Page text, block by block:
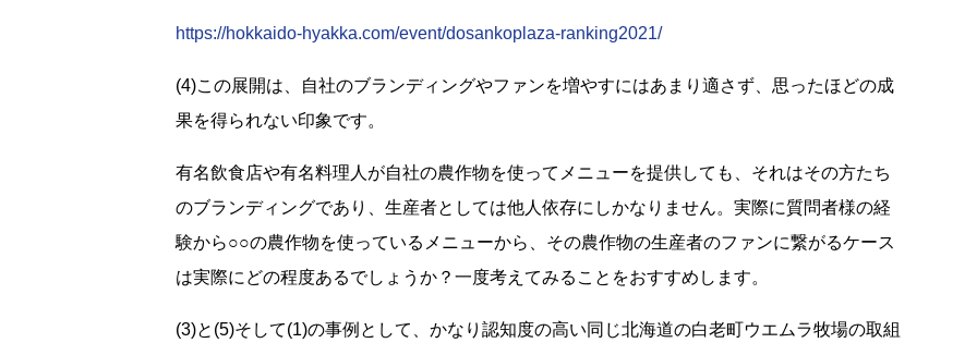
https://hokkaido-hyakka.com/event/dosankoplaza-ranking2021/
(4)この展開は、自社のブランディングやファンを増やすにはあまり適さず、思ったほどの成
果を得られない印象です。
有名飲食店や有名料理人が自社の農作物を使ってメニューを提供しても、それはその方たち
のブランディングであり、生産者としては他人依存にしかなりません。実際に質問者様の経
験から○○の農作物を使っているメニューから、その農作物の生産者のファンに繋がるケース
は実際にどの程度あるでしょうか？一度考えてみることをおすすめします。
(3)と(5)そして(1)の事例として、かなり認知度の高い同じ北海道の白老町ウエムラ牧場の取組